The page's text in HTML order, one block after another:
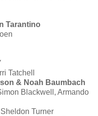
Tarantino
Tatchell
& Noah Baumbach
Blackwell, Armando
Turner